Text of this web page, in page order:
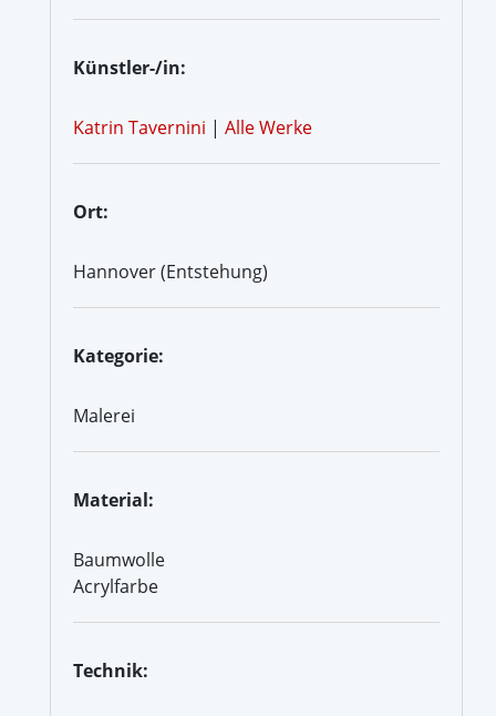
Künstler-/in:
Katrin Tavernini | Alle Werke
Ort:
Hannover (Entstehung)
Kategorie:
Malerei
Material:
Baumwolle
Acrylfarbe
Technik: